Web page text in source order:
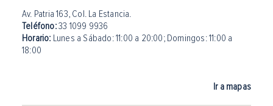
Av. Patria 163, Col. La Estancia.
Teléfono:33 1099 9936
Horario: Lunes a Sábado: 11:00 a 20:00; Domingos: 11:00 a
18:00
Ir a mapas